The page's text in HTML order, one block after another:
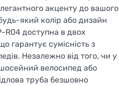
акценту до вашого
який колір або дизайн
R04 доступна в двох
гарантує сумісність з
Незалежно від того, чи у
велосипед або
труба безшовно